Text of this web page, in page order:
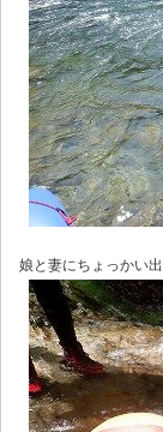
娘と妻にちょっかい